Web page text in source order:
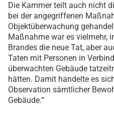
Die Kammer teilt auch nicht
bei der angegriffenen
Objektüberwachung
Maßnahme war es vielmehr,
Brandes die neue Tat, aber
Taten mit Personen in
überwachten Gebäude
hätten. Damit handelte es
Observation sämtlicher
Gebäude.“